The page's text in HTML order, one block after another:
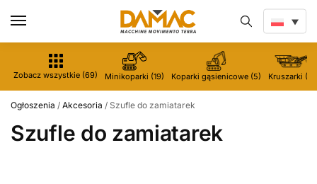
Zobacz wszystkie (69) Minikoparki (19) Koparki gąsienicowe (5) Kruszarki (5)
Ogłoszenia / Akcesoria / Szufle do zamiatarek
Szufle do zamiatarek